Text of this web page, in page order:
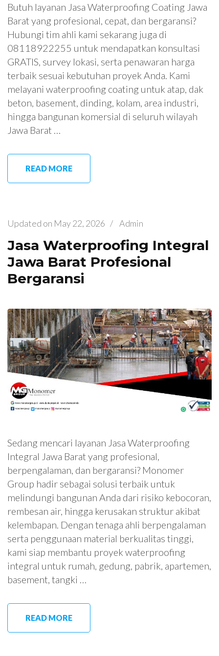
Butuh layanan Jasa Waterproofing Coating Jawa
Barat yang profesional, cepat, dan bergaransi?
Hubungi tim ahli kami sekarang juga di
08118922255 untuk mendapatkan konsultasi
GRATIS, survey lokasi, serta penawaran harga
terbaik sesuai kebutuhan proyek Anda. Kami
melayani waterproofing coating untuk atap, dak
beton, basement, dinding, kolam, area industri,
hingga bangunan komersial di seluruh wilayah
Jawa Barat …
READ MORE
Updated on May 22, 2026 / Admin
Jasa Waterproofing Integral
Jawa Barat Profesional
Bergaransi
Sedang mencari layanan Jasa Waterproofing
Integral Jawa Barat yang profesional,
berpengalaman, dan bergaransi? Monomer
Group hadir sebagai solusi terbaik untuk
melindungi bangunan Anda dari risiko kebocoran,
rembesan air, hingga kerusakan struktur akibat
kelembapan. Dengan tenaga ahli berpengalaman
serta penggunaan material berkualitas tinggi,
kami siap membantu proyek waterproofing
integral untuk rumah, gedung, pabrik, apartemen,
basement, tangki …
READ MORE